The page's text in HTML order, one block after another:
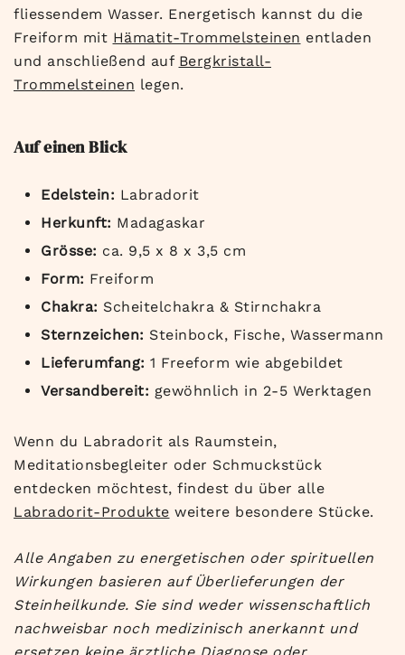
fliessendem Wasser. Energetisch kannst du die
Freiform mit Hämatit-Trommelsteinen entladen
und anschließend auf Bergkristall-
Trommelsteinen legen.
Auf einen Blick
Edelstein: Labradorit
Herkunft: Madagaskar
Grösse: ca. 9,5 x 8 x 3,5 cm
Form: Freiform
Chakra: Scheitelchakra & Stirnchakra
Sternzeichen: Steinbock, Fische, Wassermann
Lieferumfang: 1 Freeform wie abgebildet
Versandbereit: gewöhnlich in 2-5 Werktagen
Wenn du Labradorit als Raumstein,
Meditationsbegleiter oder Schmuckstück
entdecken möchtest, findest du über alle
Labradorit-Produkte weitere besondere Stücke.
Alle Angaben zu energetischen oder spirituellen
Wirkungen basieren auf Überlieferungen der
Steinheilkunde. Sie sind weder wissenschaftlich
nachweisbar noch medizinisch anerkannt und